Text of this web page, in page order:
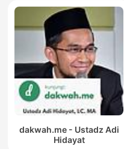
dakwah.me - Ustadz Adi
Hidayat